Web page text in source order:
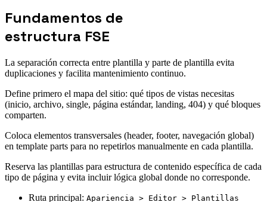
Fundamentos de
estructura FSE
La separación correcta entre plantilla y parte de plantilla evita
duplicaciones y facilita mantenimiento continuo.
Define primero el mapa del sitio: qué tipos de vistas necesitas
(inicio, archivo, single, página estándar, landing, 404) y qué bloques
comparten.
Coloca elementos transversales (header, footer, navegación global)
en template parts para no repetirlos manualmente en cada plantilla.
Reserva las plantillas para estructura de contenido específica de cada
tipo de página y evita incluir lógica global donde no corresponde.
Ruta principal: Apariencia > Editor > Plantillas